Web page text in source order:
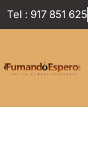
Tel : 917 851 625